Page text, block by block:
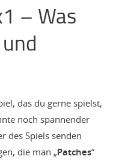
– Was
das du gerne spielst,
noch spannender
des Spiels senden
die man „Patches“